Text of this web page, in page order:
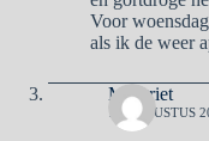
Voor
als ik de weer
Margriet
17 AUGUSTUS